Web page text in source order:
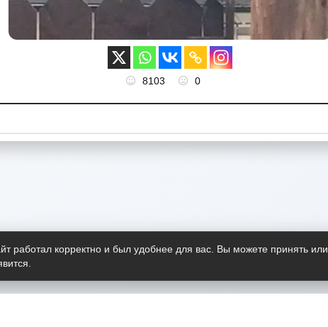
8103 0
работал корректно и был удобнее для вас. Вы можете принять или